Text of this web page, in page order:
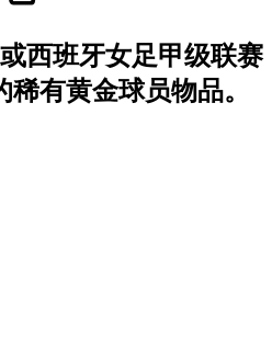
西班牙女足甲级联赛
有黄金球员物品。